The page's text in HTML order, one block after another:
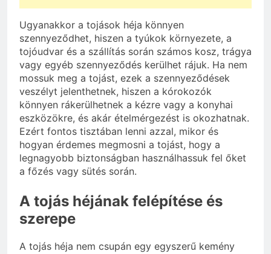
Ugyanakkor a tojások héja könnyen
szennyeződhet, hiszen a tyúkok környezete, a
tojóudvar és a szállítás során számos kosz, trágya
vagy egyéb szennyeződés kerülhet rájuk. Ha nem
mossuk meg a tojást, ezek a szennyeződések
veszélyt jelenthetnek, hiszen a kórokozók
könnyen rákerülhetnek a kézre vagy a konyhai
eszközökre, és akár ételmérgezést is okozhatnak.
Ezért fontos tisztában lenni azzal, mikor és
hogyan érdemes megmosni a tojást, hogy a
legnagyobb biztonságban használhassuk fel őket
a főzés vagy sütés során.
A tojás héjának felépítése és
szerepe
A tojás héja nem csupán egy egyszerű kemény